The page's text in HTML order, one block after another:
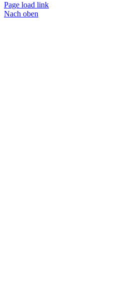
Page load link
Nach oben